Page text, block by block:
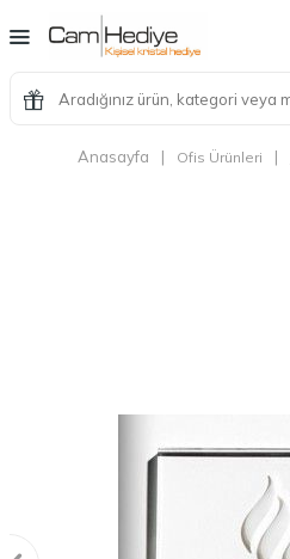
Anasayfa | Ofis Ürünleri |